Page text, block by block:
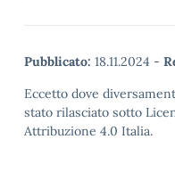
Pubblicato: 18.11.2024 -
Eccetto dove
stato rilasciato sotto
Attribuzione 4.0 Italia.